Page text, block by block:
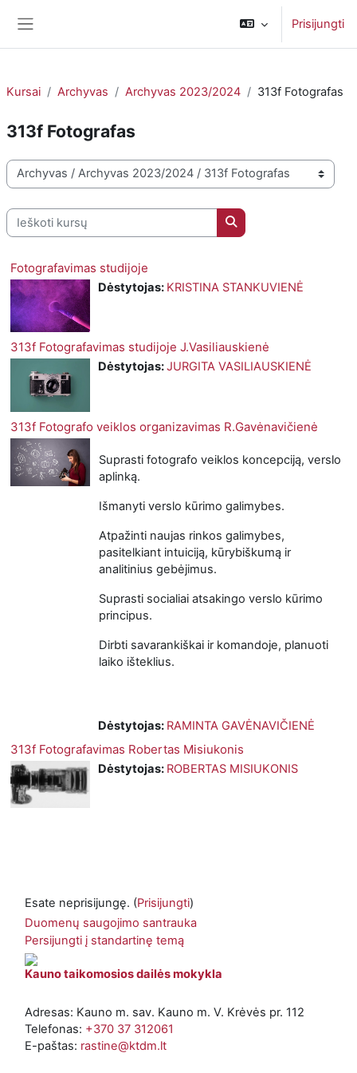
Prisijungti
Kursai Archyvas Archyvas 2023/2024 313f Fotografas
313f Fotografas
Kursų kategorijos
Ieškoti kursų
Ieškoti kursų
Fotografavimas studijoje
Dėstytojas: KRISTINA STANKUVIENĖ
313f Fotografavimas studijoje J.Vasiliauskienė
Dėstytojas:JURGITA VASILIAUSKIENĖ
313f Fotografo veiklos organizavimas R.Gavėnavičienė
Suprasti fotografo veiklos koncepciją, verslo
aplinką.
Išmanyti verslo kūrimo galimybes.
Atpažinti naujas rinkos galimybes,
pasitelkiant intuiciją, kūrybiškumą ir
analitinius gebėjimus.
Suprasti socialiai atsakingo verslo kūrimo
principus.
Dirbti savarankiškai ir komandoje, planuoti
laiko išteklius.
Dėstytojas: RAMINTA GAVĖNAVIČIENĖ
313f Fotografavimas Robertas Misiukonis
Dėstytojas: ROBERTAS MISIUKONIS
Esate neprisijungę. (Prisijungti)
Duomenų saugojimo santrauka
Persijungti į standartinę temą
Kauno taikomosios dailės mokykla
Adresas: Kauno m. sav. Kauno m. V. Krėvės pr. 112
Telefonas: +370 37 312061
E-paštas: rastine@ktdm.lt